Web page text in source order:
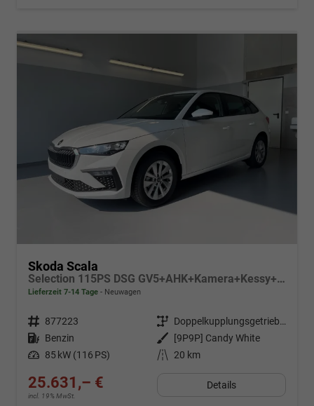
Skoda Scala
Selection 115PS DSG GV5+AHK+Kamera+Kessy+PDC+Sitzheiz+Alu16+Climatronic
Lieferzeit 7-14 Tage Neuwagen
Fahrzeugnr. 877223 Getriebe
Doppelkupplungsgetriebe (DSG)
Kraftstoff Benzin Außenfarbe
[9P9P] Candy White
Leistung 85 kW (116 PS) Kilometerstand 20 km
25.631,– €
incl. 19% MwSt.
Details